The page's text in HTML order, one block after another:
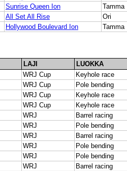
Sunrise Queen Ion
Tamma
All Set All Rise
Ori
Hollywood Boulevard Ion Tamma
LAJI
LUOKKA
WRJ Cup
Keyhole race
WRJ Cup
Pole bending
WRJ Cup
Keyhole race
WRJ Cup
Keyhole race
WRJ
Barrel racing
WRJ
Pole bending
WRJ
Barrel racing
WRJ
Pole bending
WRJ
Pole bending
WRJ
Barrel racing